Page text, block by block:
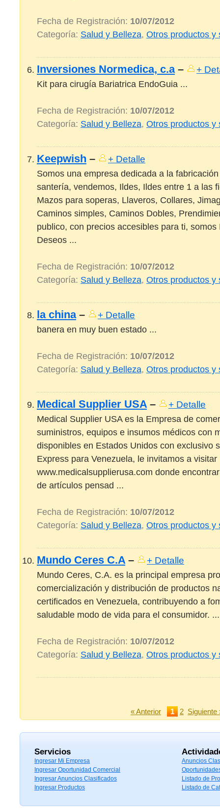
Fecha de Registración: 10/07/2012
Categoría: Salud y Belleza, Otros productos y
Inversiones Normedica, c.a–
+
Kit para cirugía Bariatrica EndoGuia ...
Fecha de Registración: 10/07/2012
Categoría: Salud y Belleza, Otros productos y
Keepwish –
+ Detalle
Somos una empresa dedicada a la
santería, vendemos, Ildes, Ildes entre 1 a las
Mazos para soperas, Llaveros, Collares,
Caminos simples, Caminos Dobles,
publico, con precios accesibles para ti,
Deseos ...
Fecha de Registración: 10/07/2012
Categoría: Salud y Belleza, Otros productos y
la china–
+ Detalle
banera en muy buen estado ...
Fecha de Registración: 10/07/2012
Categoría: Salud y Belleza, Otros productos y
Medical Supplier USA–
+ Detalle
Medical Supplier USA es la Empresa de
suministros, equipos e insumos médicos con
disponibles en Estados Unidos con exclusivo
Express para Venezuela, le invitamos a
www.medicalsupplierusa.com donde
de artículos pensad ...
Fecha de Registración: 10/07/2012
Categoría: Salud y Belleza, Otros productos y
Mundo Ceres C.A–
+ Detalle
Mundo Ceres, C.A. es la principal empresa
comercialización y distribución de productos
certificados en Venezuela, contribuyendo a
saludable modo de vida para el consumidor. ...
Fecha de Registración: 10/07/2012
Categoría: Salud y Belleza, Otros productos y
« Anterior 1 2 Siguiente
Servicios
Ingresar Mi Empresa
Ingresar Oportunidad Comercial
Ingresar Anuncios Clasificados
Ingresar Productos
Anuncios
Listado de
Listado de